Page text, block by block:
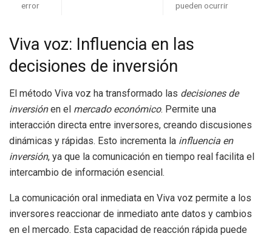
error
pueden ocurrir
Viva voz: Influencia en las
decisiones de inversión
El método Viva voz ha transformado las decisiones de
inversiónen el mercado económico. Permite una
interacción directa entre inversores, creando discusiones
dinámicas y rápidas. Esto incrementa la influencia en
inversión, ya que la comunicación en tiempo real facilita el
intercambio de información esencial.
La comunicación oral inmediata en Viva voz permite a los
inversores reaccionar de inmediato ante datos y cambios
en el mercado. Esta capacidad de reacción rápida puede